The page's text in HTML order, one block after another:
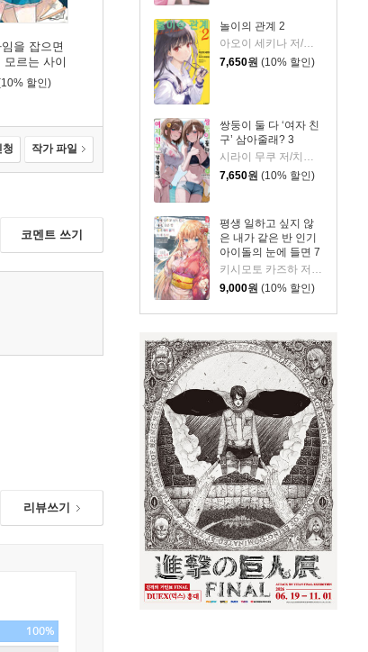
놀이의 관계 2
아오이 세키나 저/미사키 쿠레히토 그림/변성은 역
7,650원 (10% 할인)
쌍둥이 둘 다 ‘여자 친
구’ 삼아줄래? 3
7,650원 (10% 할인)
평생 일하고 싶지 않
은 내가 같은 반 인기
아이돌의 눈에 들면 7
키시모토 카즈하 저/미와베 사쿠라 그림/현노을 역
9,000원 (10% 할인)
을 잡으면
모르는 사이
가 되었습
할인)
청 작가 파일
코멘트 쓰기
리뷰쓰기
100%